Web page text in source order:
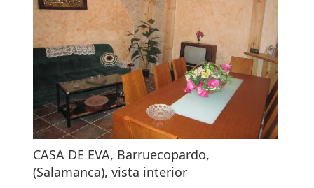
CASA DE EVA, Barruecopardo,
(Salamanca), vista interior